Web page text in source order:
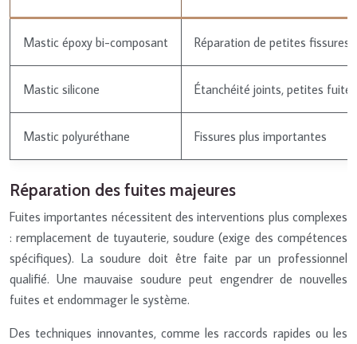
Mastic époxy bi-composant Réparation de petites fissures
Mastic silicone Étanchéité joints, petites fuites
Mastic polyuréthane Fissures plus importantes
Réparation des fuites majeures
Fuites importantes nécessitent des interventions plus complexes
: remplacement de tuyauterie, soudure (exige des compétences
spécifiques). La soudure doit être faite par un professionnel
qualifié. Une mauvaise soudure peut engendrer de nouvelles
fuites et endommager le système.
Des techniques innovantes, comme les raccords rapides ou les